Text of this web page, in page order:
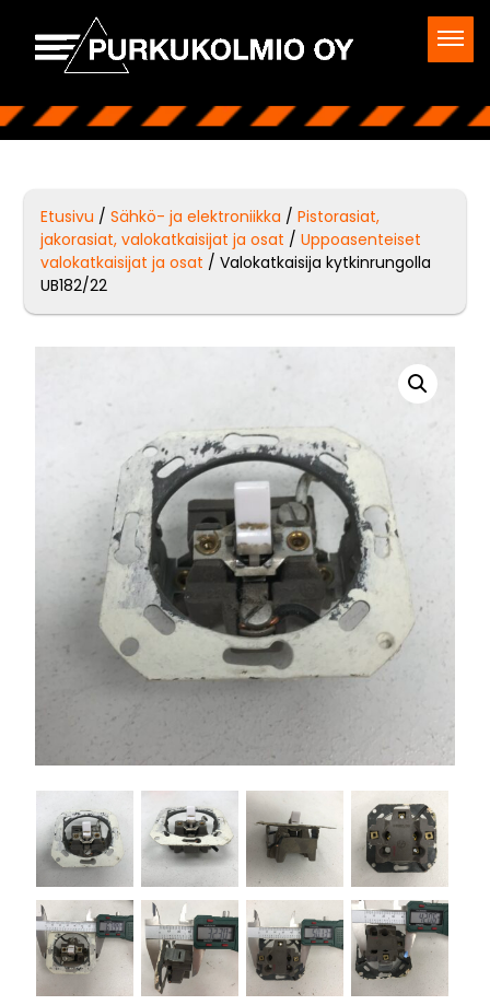
Etusivu /Sähkö- ja elektroniikka /Pistorasiat,
jakorasiat, valokatkaisijat ja osat /Uppoasenteiset
valokatkaisijat ja osat / Valokatkaisija kytkinrungolla
UB182/22